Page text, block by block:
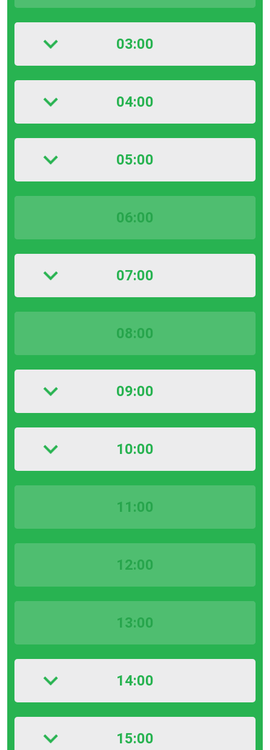
03:00
04:00
05:00
06:00
07:00
08:00
09:00
10:00
11:00
12:00
13:00
14:00
15:00